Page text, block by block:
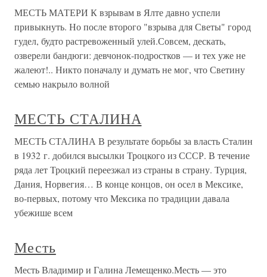
МЕСТЬ МАТЕРИ К взрывам в Ялте давно успели
привыкнуть. Но после второго "взрыва для Светы" город
гудел, будто растревоженный улей.Совсем, дескать,
озверели бандюги: девчонок-подростков — и тех уже не
жалеют!.. Никто поначалу и думать не мог, что Светину
семью накрыло волной
МЕСТЬ СТАЛИНА
МЕСТЬ СТАЛИНА В результате борьбы за власть Сталин
в 1932 г. добился высылки Троцкого из СССР. В течение
ряда лет Троцкий переезжал из страны в страну. Турция,
Дания, Норвегия… В конце концов, он осел в Мексике,
во-первых, потому что Мексика по традиции давала
убежише всем
Месть
Месть Владимир и Галина Лемещенко.Месть — это